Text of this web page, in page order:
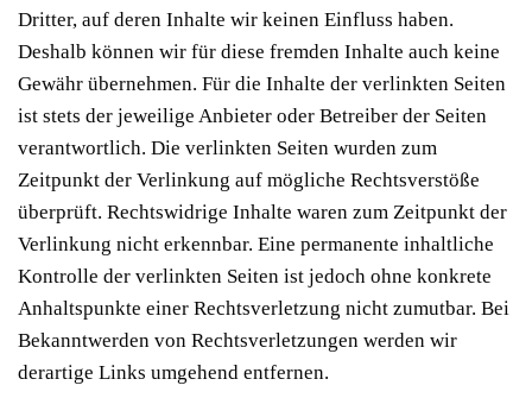
Dritter, auf deren Inhalte wir keinen Einfluss haben.
Deshalb können wir für diese fremden Inhalte auch keine
Gewähr übernehmen. Für die Inhalte der verlinkten Seiten
ist stets der jeweilige Anbieter oder Betreiber der Seiten
verantwortlich. Die verlinkten Seiten wurden zum
Zeitpunkt der Verlinkung auf mögliche Rechtsverstöße
überprüft. Rechtswidrige Inhalte waren zum Zeitpunkt der
Verlinkung nicht erkennbar. Eine permanente inhaltliche
Kontrolle der verlinkten Seiten ist jedoch ohne konkrete
Anhaltspunkte einer Rechtsverletzung nicht zumutbar. Bei
Bekanntwerden von Rechtsverletzungen werden wir
derartige Links umgehend entfernen.